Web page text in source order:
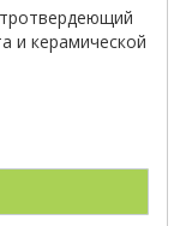
и керамической